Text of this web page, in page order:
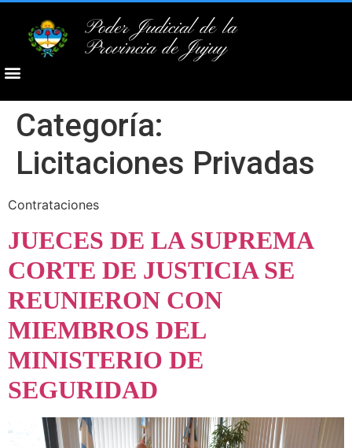
Poder Judicial de la
Provincia de Jujuy
Categoría:
Licitaciones Privadas
Contrataciones
JUECES DE LA SUPREMA
CORTE DE JUSTICIA SE
REUNIERON CON
MIEMBROS DEL
MINISTERIO DE
SEGURIDAD